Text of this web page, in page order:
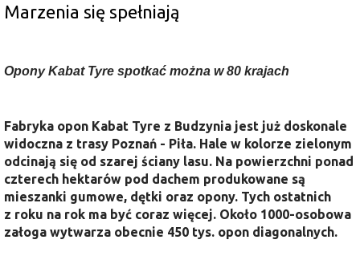
Marzenia się spełniają
Opony Kabat Tyre spotkać można w 80 krajach
Fabryka opon Kabat Tyre z Budzynia jest już doskonale
widoczna z trasy Poznań - Piła. Hale w kolorze zielonym
odcinają się od szarej ściany lasu. Na powierzchni ponad
czterech hektarów pod dachem produkowane są
mieszanki gumowe, dętki oraz opony. Tych ostatnich
z roku na rok ma być coraz więcej. Około 1000-osobowa
załoga wytwarza obecnie 450 tys. opon diagonalnych.